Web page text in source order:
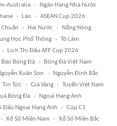
Australia
Ngân Hàng Nhà Nước
Lào
ASEAN Cup 2026
Hai Nước
Nắng Nóng
Học Phổ Thông
Tô Lâm
Lịch Thi Đấu AFF Cup 2026
Báo Bóng Đá
Bóng Đá Việt Nam
Xuân Son
Nguyễn Đình Bắc
Tin Tức Giá Vàng
Tuyển Việt Nam
Bóng Đá
Ngoại Hạng Anh
Đấu Ngoại Hạng Anh
Cúp C1
Xổ Số Miền Nam Xổ Số Miền Bắc